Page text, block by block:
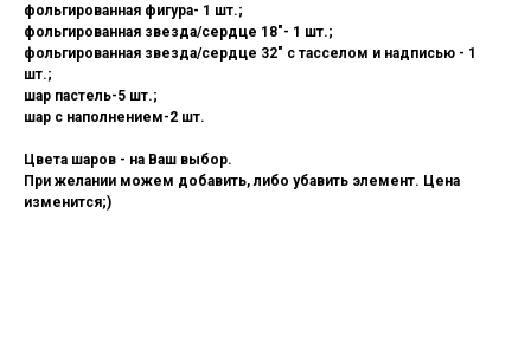
фольгированная фигура- 1 шт.;
фольгированная звезда/сердце 18"- 1 шт.;
фольгированная звезда/сердце 32" с тасселом и надписью - 1
шт.;
шар пастель-5 шт.;
шар с наполнением-2 шт.
Цвета шаров - на Ваш выбор.
При желании можем добавить, либо убавить элемент. Цена
изменится;)